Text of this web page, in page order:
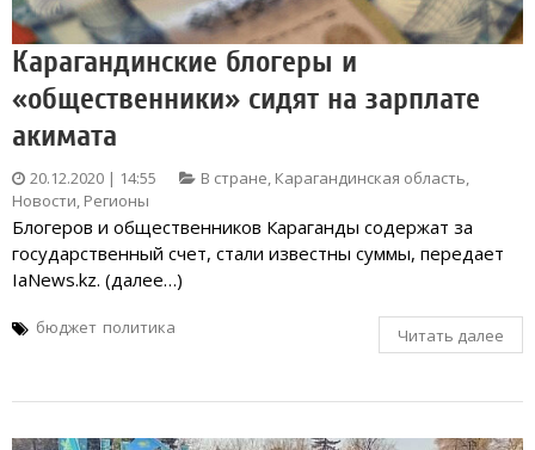
Карагандинские блогеры и
«общественники» сидят на зарплате
акимата
20.12.2020 | 14:55 В стране, Карагандинская область,
Новости, Регионы
Блогеров и общественников Караганды содержат за
государственный счет, стали известны суммы, передает
IaNews.kz. (далее…)
бюджет политика Читать далее